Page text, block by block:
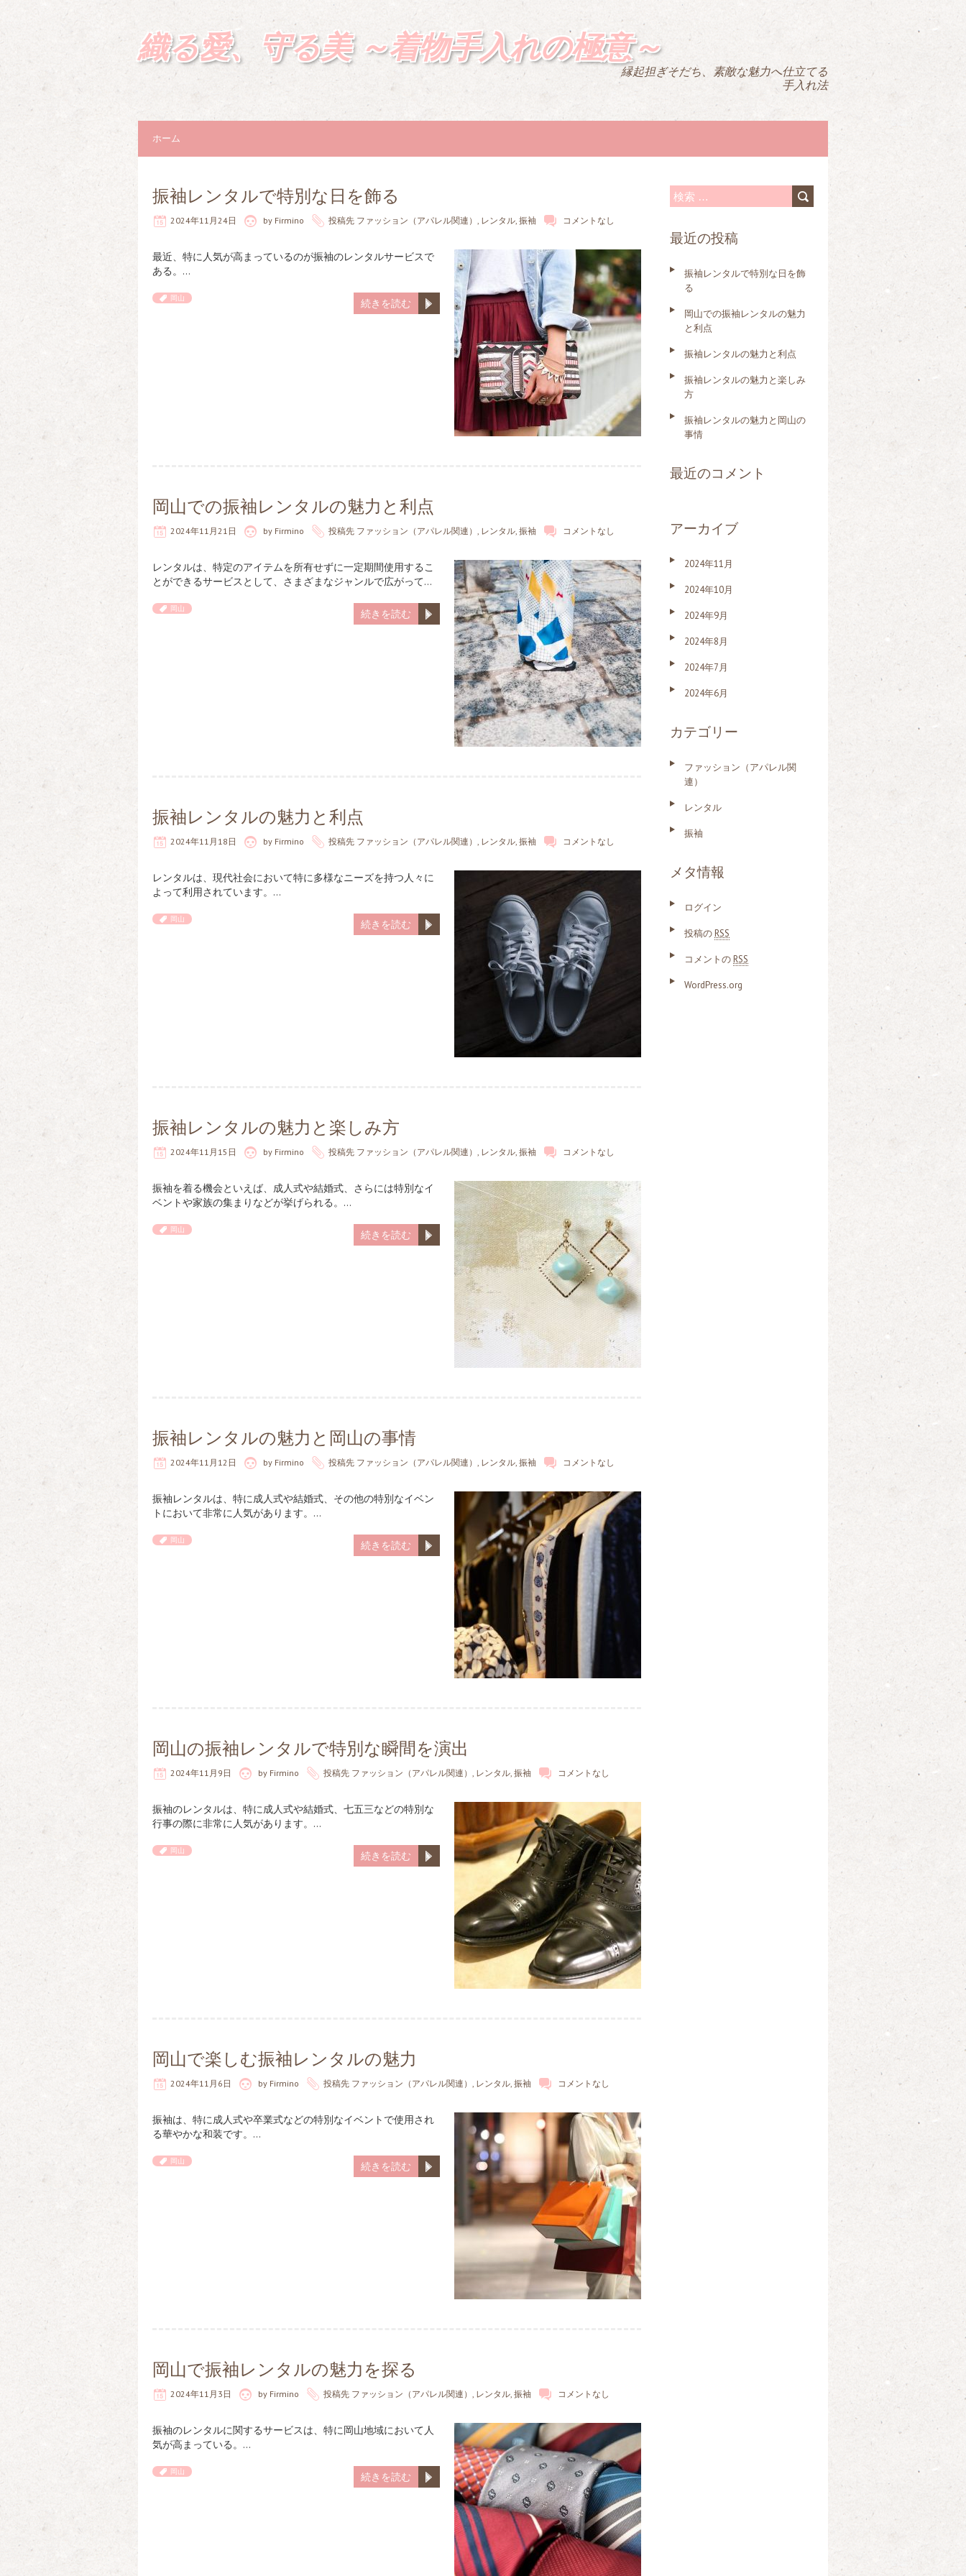
織る愛、守る美 ～着物手入れの極意～
縁起担ぎそだち、素敵な魅力へ仕立てる
手入れ法
ホーム
振袖レンタルで特別な日を飾る
2024年11月24日 by Firmino 投稿先 ファッション（アパレル関連） , レンタル, 振袖 コメントなし
最近、特に人気が高まっているのが振袖のレンタルサービスで
ある。…
続きを読む
岡山
岡山での振袖レンタルの魅力と利点
2024年11月21日 by Firmino 投稿先 ファッション（アパレル関連） , レンタル, 振袖 コメントなし
レンタルは、特定のアイテムを所有せずに一定期間使用するこ
とができるサービスとして、さまざまなジャンルで広がって…
続きを読む
岡山
振袖レンタルの魅力と利点
2024年11月18日 by Firmino 投稿先 ファッション（アパレル関連） , レンタル, 振袖 コメントなし
レンタルは、現代社会において特に多様なニーズを持つ人々に
よって利用されています。…
続きを読む
岡山
振袖レンタルの魅力と楽しみ方
2024年11月15日 by Firmino 投稿先 ファッション（アパレル関連） , レンタル, 振袖 コメントなし
振袖を着る機会といえば、成人式や結婚式、さらには特別なイ
ベントや家族の集まりなどが挙げられる。…
続きを読む
岡山
振袖レンタルの魅力と岡山の事情
2024年11月12日 by Firmino 投稿先 ファッション（アパレル関連） , レンタル, 振袖 コメントなし
振袖レンタルは、特に成人式や結婚式、その他の特別なイベン
トにおいて非常に人気があります。…
続きを読む
岡山
岡山の振袖レンタルで特別な瞬間を演出
2024年11月9日 by Firmino 投稿先 ファッション（アパレル関連） , レンタル, 振袖 コメントなし
振袖のレンタルは、特に成人式や結婚式、七五三などの特別な
行事の際に非常に人気があります。…
続きを読む
岡山
岡山で楽しむ振袖レンタルの魅力
2024年11月6日 by Firmino 投稿先 ファッション（アパレル関連） , レンタル, 振袖 コメントなし
振袖は、特に成人式や卒業式などの特別なイベントで使用され
る華やかな和装です。…
続きを読む
岡山
岡山で振袖レンタルの魅力を探る
2024年11月3日 by Firmino 投稿先 ファッション（アパレル関連） , レンタル, 振袖 コメントなし
振袖のレンタルに関するサービスは、特に岡山地域において人
気が高まっている。…
続きを読む
岡山
検
:最近の投稿
振袖レンタルで特別な日を飾
る
岡山での振袖レンタルの魅力
と利点
振袖レンタルの魅力と利点
振袖レンタルの魅力と楽しみ
方
振袖レンタルの魅力と岡山の
事情
最近のコメント
アーカイブ
2024年11月
2024年10月
2024年9月
2024年8月
2024年7月
2024年6月
カテゴリー
ファッション（アパレル関
連）
レンタル
振袖
メタ情報
ログイン
投稿のRSS
コメントのRSS
WordPress.org